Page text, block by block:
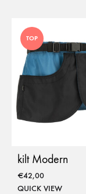
TOP
kilt Modern
€42,00
QUICK VIEW